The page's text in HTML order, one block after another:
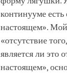
континууме
настоящем».
«отсутствие
является ли это
настоящем»,